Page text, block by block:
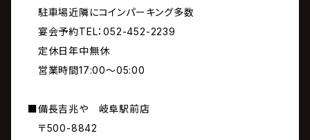
駐車場近隣にコインパーキング多数
宴会予約TEL：052-452-2239
定休日年中無休
営業時間17:00～05:00
■備長吉兆や 岐阜駅前店
〒500-8842